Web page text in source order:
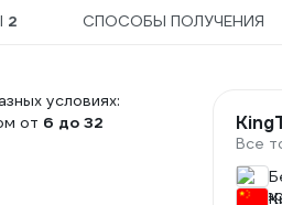
2 СПОСОБЫ ПОЛУЧЕНИЯ
условиях:
от 6 до 32
Все